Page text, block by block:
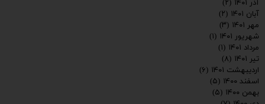
آذر ۱۴۰۱
(۲)
آبان ۱۴۰۱
(۲)
مهر ۱۴۰۱
(۳)
شهریور ۱۴۰۱
(۱)
مرداد ۱۴۰۱
(۱)
تیر ۱۴۰۱
(۸)
اردیبهشت ۱۴۰۱
(۶)
اسفند ۱۴۰۰
(۵)
بهمن ۱۴۰۰
(۵)